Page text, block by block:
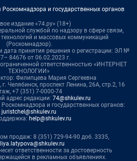
и государственных органов
издание «74.ру» (18+)
службой по надзору в сфере связи,
и массовых коммуникаций
(Роскомнадзор).
дата принятия решения о регистрации: ЭЛ №
84676 от 06.02.2023 г.
ответственностью «ИНТЕРНЕТ
ТЕХНОЛОГИИ»
Филипцева Мария Сергеевна
Челябинск, проспект Ленина, 26А, стр.2, 16
+7 (351) 7-0000-74
адрес редакции: 74@shkulev.ru
и государственных органов:
juristchel@shkulev.ru
help@shkulev.ru
продаж: 8 (351) 729-94-90 доб. 3335,
ответственности за достоверность
в рекламных объявлениях.